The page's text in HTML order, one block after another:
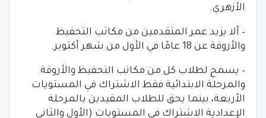
الأزهري.
– ألا يزيد عمر المتقدمين من مكاتب التحفيظ
والأروقة عن 18 عامًا في الأول من شهر أكتوبر.
– يسمح لطلاب كل من مكاتب التحفيظ والأروقة
والمرحلة الابتدائية فقط الاشتراك في المستويات
الأربعة، بينما يحق للطلاب المقيدين بالمرحلة
الإعدادية الاشتراك في المستويات (الأول والثاني